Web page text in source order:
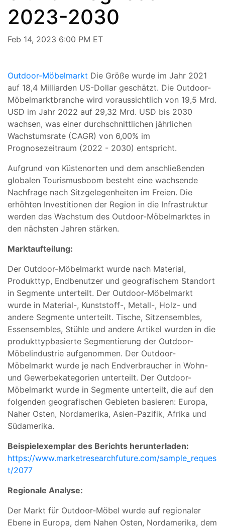
2023-2030
Feb 14, 2023 6:00 PM ET
Outdoor-Möbelmarkt Die Größe wurde im Jahr 2021
auf 18,4 Milliarden US-Dollar geschätzt. Die Outdoor-
Möbelmarktbranche wird voraussichtlich von 19,5 Mrd.
USD im Jahr 2022 auf 29,32 Mrd. USD bis 2030
wachsen, was einer durchschnittlichen jährlichen
Wachstumsrate (CAGR) von 6,00% im
Prognosezeitraum (2022 - 2030) entspricht.
Aufgrund von Küstenorten und dem anschließenden
globalen Tourismusboom besteht eine wachsende
Nachfrage nach Sitzgelegenheiten im Freien. Die
erhöhten Investitionen der Region in die Infrastruktur
werden das Wachstum des Outdoor-Möbelmarktes in
den nächsten Jahren stärken.
Marktaufteilung:
Der Outdoor-Möbelmarkt wurde nach Material,
Produkttyp, Endbenutzer und geografischem Standort
in Segmente unterteilt. Der Outdoor-Möbelmarkt
wurde in Material-, Kunststoff-, Metall-, Holz- und
andere Segmente unterteilt. Tische, Sitzensembles,
Essensembles, Stühle und andere Artikel wurden in die
produkttypbasierte Segmentierung der Outdoor-
Möbelindustrie aufgenommen. Der Outdoor-
Möbelmarkt wurde je nach Endverbraucher in Wohn-
und Gewerbekategorien unterteilt. Der Outdoor-
Möbelmarkt wurde in Segmente unterteilt, die auf den
folgenden geografischen Gebieten basieren: Europa,
Naher Osten, Nordamerika, Asien-Pazifik, Afrika und
Südamerika.
Beispielexemplar des Berichts herunterladen:
https://www.marketresearchfuture.com/sample_reques
t/2077
Regionale Analyse:
Der Markt für Outdoor-Möbel wurde auf regionaler
Ebene in Europa, dem Nahen Osten, Nordamerika, dem